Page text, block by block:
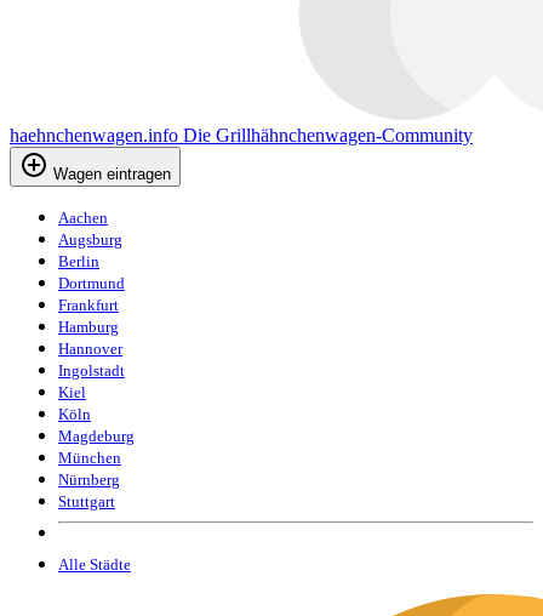
haehnchenwagen.info Die Grillhähnchenwagen-Community
Wagen eintragen
Aachen
Augsburg
Berlin
Dortmund
Frankfurt
Hamburg
Hannover
Ingolstadt
Kiel
Köln
Magdeburg
München
Nürnberg
Stuttgart
Alle Städte